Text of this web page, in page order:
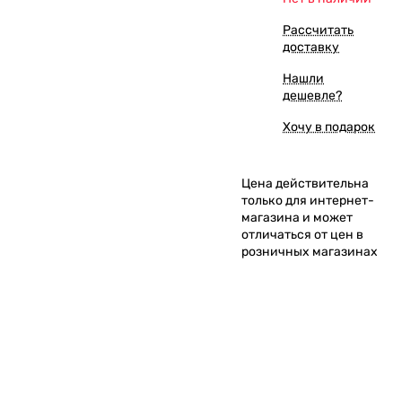
Рассчитать
доставку
Нашли
дешевле?
Хочу в подарок
Цена действительна
только для интернет-
магазина и может
отличаться от цен в
розничных магазинах